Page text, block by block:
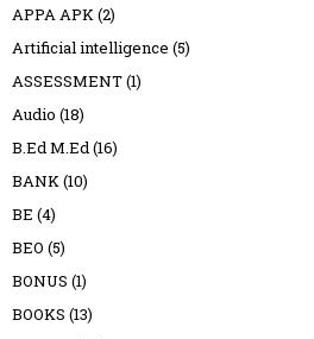
APPA APK(2)
Artificial intelligence (5)
ASSESSMENT(1)
Audio (18)
B.Ed M.Ed(16)
BANK(10)
BE (4)
BEO (5)
BONUS (1)
BOOKS (13)